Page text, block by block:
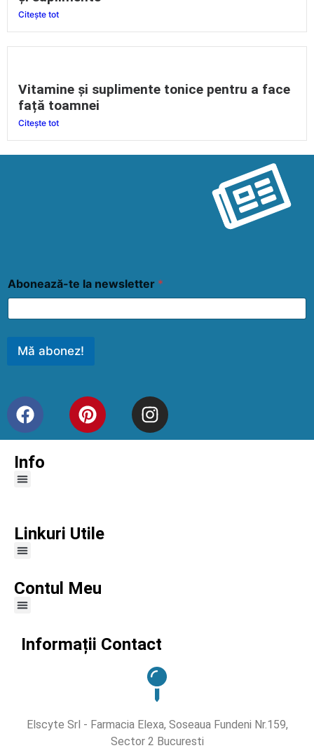
Citește tot
Vitamine și suplimente tonice pentru a face
față toamnei
Citește tot
Abonează-te la newsletter *
Mă abonez!
Info
Linkuri Utile
Contul Meu
Informații Contact
Elscyte Srl - Farmacia Elexa, Soseaua Fundeni Nr.159,
Sector 2 Bucuresti